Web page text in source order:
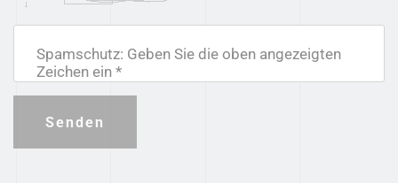
Spamschutz: Geben Sie die oben angezeigten
Zeichen ein *
Senden